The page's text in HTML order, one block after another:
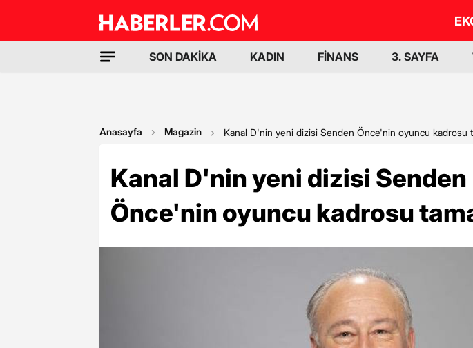
SON DAKİKA KADIN FİNANS 3. SAYFA
Anasayfa Magazin Kanal D'nin yeni dizisi Senden Önce'nin oyuncu kadrosu
Kanal D'nin yeni dizisi Senden
Önce'nin oyuncu kadrosu